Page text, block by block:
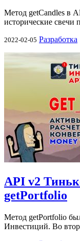
Метод getCandles в
исторические свечи
2022-02-05 Разработка
API v2
getPortfolio
Метод getPortfolio
Инвестиций. Во